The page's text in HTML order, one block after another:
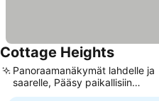
Cottage Heights
Panoraamanäkymät lahdelle ja
saarelle, Pääsy paikallisiin
kalaravintoloihin